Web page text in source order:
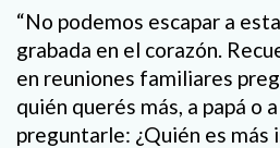
“No podemos escapar a
grabada en el corazón.
en reuniones familiares
quién querés más, a papá o
preguntarle: ¿Quién es más